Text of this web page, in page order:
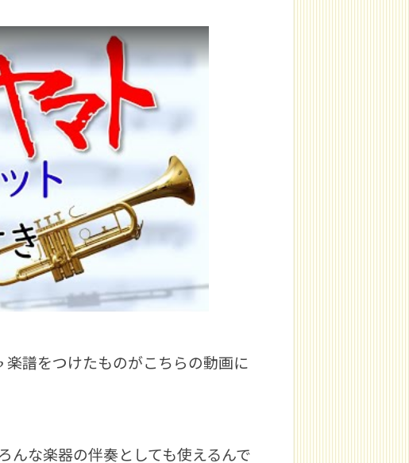
譜をつけたものがこちらの動画に
んな楽器の伴奏としても使えるんで